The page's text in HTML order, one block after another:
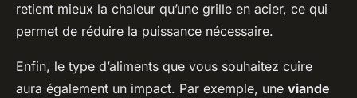
retient mieux la chaleur qu’une grille en acier, ce qui
permet de réduire la puissance nécessaire.
Enfin, le type d’aliments que vous souhaitez cuire
aura également un impact. Par exemple, une viande